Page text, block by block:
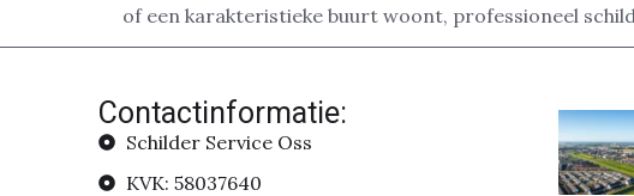
of een karakteristieke buurt woont, professioneel
Contactinformatie:
Schilder Service Oss
KVK: 58037640